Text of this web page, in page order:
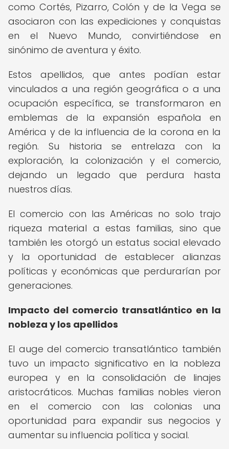
como Cortés, Pizarro, Colón y de la Vega se
asociaron con las expediciones y conquistas
en el Nuevo Mundo, convirtiéndose en
sinónimo de aventura y éxito.
Estos apellidos, que antes podían estar
vinculados a una región geográfica o a una
ocupación específica, se transformaron en
emblemas de la expansión española en
América y de la influencia de la corona en la
región. Su historia se entrelaza con la
exploración, la colonización y el comercio,
dejando un legado que perdura hasta
nuestros días.
El comercio con las Américas no solo trajo
riqueza material a estas familias, sino que
también les otorgó un estatus social elevado
y la oportunidad de establecer alianzas
políticas y económicas que perdurarían por
generaciones.
Impacto del comercio transatlántico en la
nobleza y los apellidos
El auge del comercio transatlántico también
tuvo un impacto significativo en la nobleza
europea y en la consolidación de linajes
aristocráticos. Muchas familias nobles vieron
en el comercio con las colonias una
oportunidad para expandir sus negocios y
aumentar su influencia política y social.